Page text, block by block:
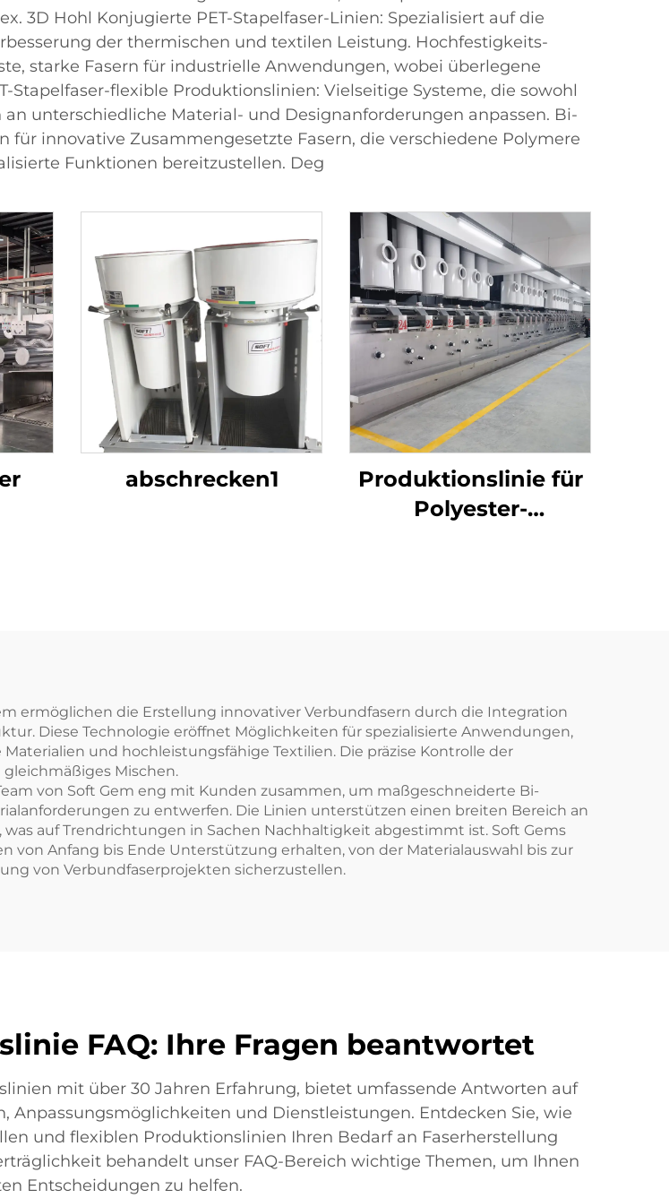
3D Hohl Konjugierte PET-Stapelfaser-Linien: Spezialisiert auf die
der thermischen und textilen Leistung. Hochfestigkeits-
starke Fasern für industrielle Anwendungen, wobei überlegene
flexible Produktionslinien: Vielseitige Systeme, die sowohl
unterschiedliche Material- und Designanforderungen anpassen. Bi-
innovative Zusammengesetzte Fasern, die verschiedene Polymere
Funktionen bereitzustellen. Deg
abschrecken1
Produktionslinie für
Polyester-
ermöglichen die Erstellung innovativer Verbundfasern durch die Integration
Diese Technologie eröffnet Möglichkeiten für spezialisierte Anwendungen,
und hochleistungsfähige Textilien. Die präzise Kontrolle der
Mischen.
von Soft Gem eng mit Kunden zusammen, um maßgeschneiderte Bi-
zu entwerfen. Die Linien unterstützen einen breiten Bereich an
auf Trendrichtungen in Sachen Nachhaltigkeit abgestimmt ist. Soft Gems
Anfang bis Ende Unterstützung erhalten, von der Materialauswahl bis zur
von Verbundfaserprojekten sicherzustellen.
FAQ: Ihre Fragen beantwortet
mit über 30 Jahren Erfahrung, bietet umfassende Antworten auf
Anpassungsmöglichkeiten und Dienstleistungen. Entdecken Sie, wie
und flexiblen Produktionslinien Ihren Bedarf an Faserherstellung
behandelt unser FAQ-Bereich wichtige Themen, um Ihnen
Entscheidungen zu helfen.